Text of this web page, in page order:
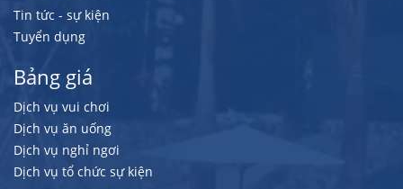
Tin tức - sự kiện
Tuyển dụng
Bảng giá
Dịch vụ vui chơi
Dịch vụ ăn uống
Dịch vụ nghỉ ngơi
Dịch vụ tổ chức sự kiện